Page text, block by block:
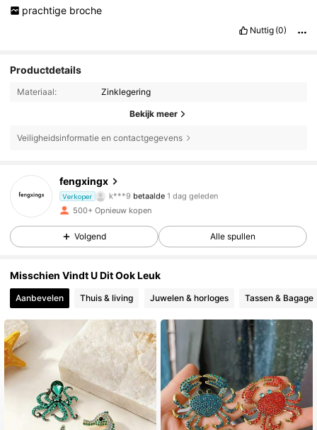
prachtige broche
Nuttig (0)
Productdetails
Materiaal: Zinklegering
Bekijk meer
Veiligheidsinformatie en contactgegevens
fengxingx
Verkoper
4.94
k***9 betaalde 1 dag geleden
4.94 52 Volgers
4.94 52 Volgers
4.94 52 Volgers
500+ Opnieuw kopen
Volgend Alle spullen
Misschien Vindt U Dit Ook Leuk
Aanbevelen Thuis & living Juwelen & horloges Tassen & Bagage